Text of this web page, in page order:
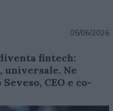
05/06/2026
fintech:
universale. Ne
CEO e co-